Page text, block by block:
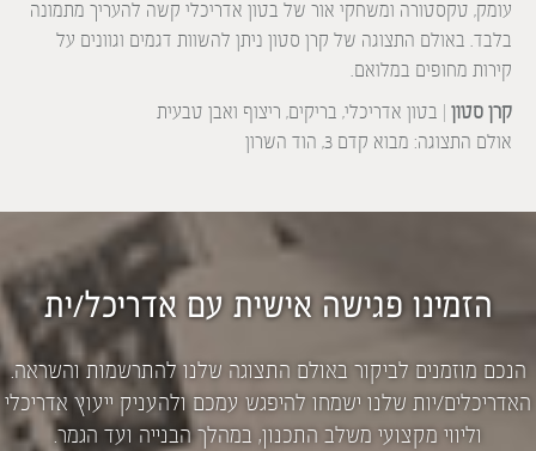
עומק, טקסטורה ומשחקי אור של בטון אדריכלי קשה להעריך מתמונה
בלבד. באולם התצוגה של קרן סטון ניתן להשוות דגמים וגוונים על
קירות מחופים במלואם.
קרן סטון | בטון אדריכלי, בריקים, ריצוף ואבן טבעית
אולם התצוגה: מבוא קדם 3, הוד השרון
הזמינו פגישה אישית עם אדריכל/ית
הנכם מוזמנים לביקור באולם התצוגה שלנו להתרשמות והשראה.
האדריכלים/יות שלנו ישמחו להיפגש עמכם ולהעניק ייעוץ אדריכלי
וליווי מקצועי משלב התכנון, במהלך הבנייה ועד הגמר.